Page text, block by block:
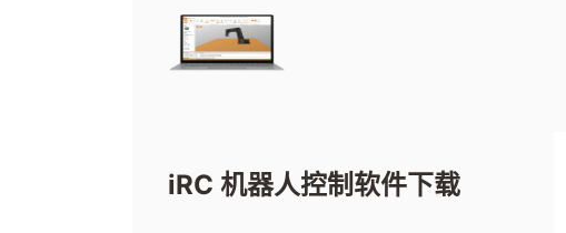
iRC 机器人控制软件下载